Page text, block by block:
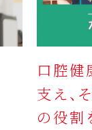
口腔
支え、
の役割